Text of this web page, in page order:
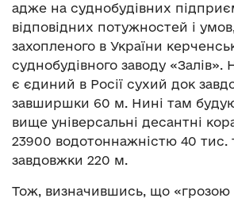
адже на суднобудівних
відповідних потужностей і
захопленого в України
суднобудівного заводу «Залів».
є єдиний в Росії сухий док
завширшки 60 м. Нині там
вище універсальні десантні
23900 водотоннажністю 40 тис.
завдовжки 220 м.
Тож, визначившись, що «грозою